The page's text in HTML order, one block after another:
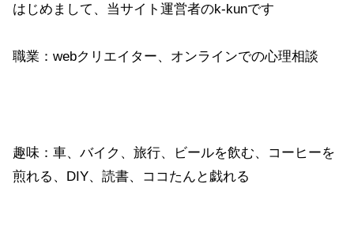
はじめまして、当サイト運営者のk-kunです
職業：webクリエイター、オンラインでの心理相談
趣味：車、バイク、旅行、ビールを飲む、コーヒーを
煎れる、DIY、読書、ココたんと戯れる